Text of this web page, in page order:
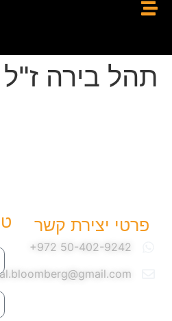
תהל בירה ז"ל
פרטי יצירת קשר